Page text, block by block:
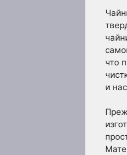
что
и